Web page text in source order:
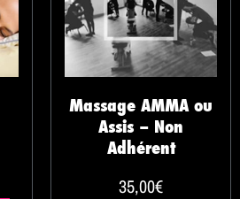
Massage AMMA ou
Assis – Non
Adhérent
35,00€